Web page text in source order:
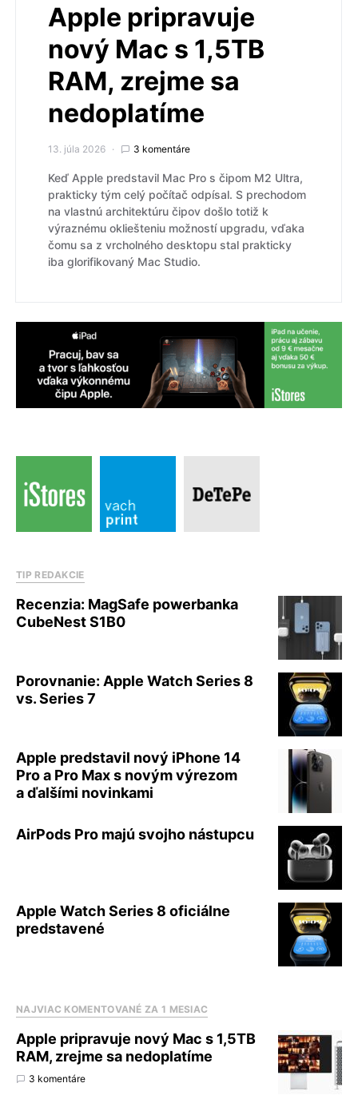
Apple pripravuje
nový Mac s 1,5TB
RAM, zrejme sa
nedoplatíme
13. júla 2026 3 komentáre
Keď Apple predstavil Mac Pro s čipom M2 Ultra,
prakticky tým celý počítač odpísal. S prechodom
na vlastnú architektúru čipov došlo totiž k
výraznému okliešteniu možností upgradu, vďaka
čomu sa z vrcholného desktopu stal prakticky
iba glorifikovaný Mac Studio.
TIP REDAKCIE
Recenzia: MagSafe powerbanka
CubeNest S1B0
Porovnanie: Apple Watch Series 8
vs. Series 7
Apple predstavil nový iPhone 14
Pro a Pro Max s novým výrezom
a ďalšími novinkami
AirPods Pro majú svojho nástupcu
Apple Watch Series 8 oficiálne
predstavené
NAJVIAC KOMENTOVANÉ ZA 1 MESIAC
Apple pripravuje nový Mac s 1,5TB
RAM, zrejme sa nedoplatíme
3 komentáre